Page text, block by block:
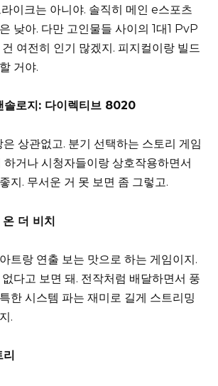
이크는 아니야. 솔직히 메인 e스포츠
낮아. 다만 고인물들 사이의 1대1 PvP
여전히 인기 많겠지. 피지컬이랑 빌드
거야.
솔로지: 다이렉티브 8020
상관없고. 분기 선택하는 스토리 게임
하거나 시청자들이랑 상호작용하면서
지. 무서운 거 못 보면 좀 그렇고.
더 비치
트랑 연출 보는 맛으로 하는 게임이지.
다고 보면 돼. 전작처럼 배달하면서 풍
한 시스템 파는 재미로 길게 스트리밍
.
리